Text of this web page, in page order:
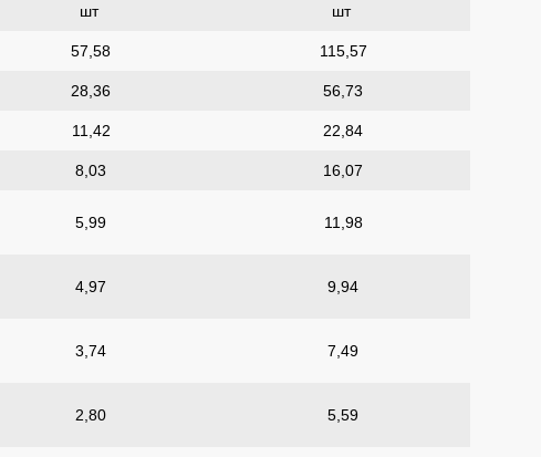
шт
шт
57,58 115,57
28,36 56,73
11,42 22,84
8,03 16,07
5,99 11,98
4,97 9,94
3,74 7,49
2,80 5,59